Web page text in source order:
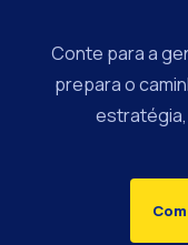
Conte para a
prepara o